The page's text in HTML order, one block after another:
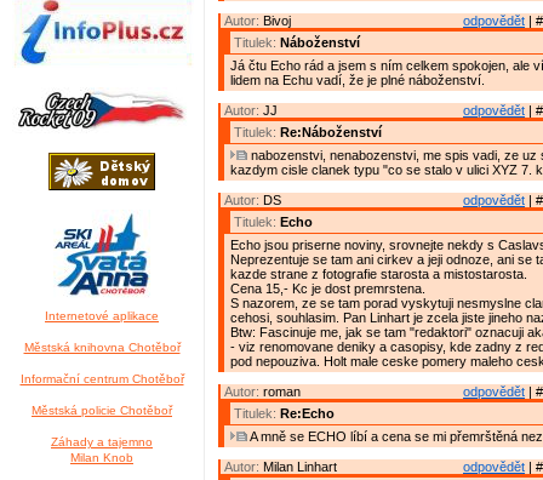
Internetové aplikace
Městská knihovna Chotěboř
Informační centrum Chotěboř
Městská policie Chotěboř
Záhady a tajemno
Milan Knob
odpovědět |
Autor: Bivoj
Titulek: Náboženství
Já čtu Echo rád a jsem s ním celkem spokojen, ale
lidem na Echu vadí, že je plné náboženství.
odpovědět |
Autor: JJ
Titulek: Re:Náboženství
nabozenstvi, nenabozenstvi, me spis vadi, ze uz
kazdym cisle clanek typu "co se stalo v ulici XYZ 7.
odpovědět |
Autor: DS
Titulek: Echo
Echo jsou priserne noviny, srovnejte nekdy s
Neprezentuje se tam ani cirkev a jeji odnoze, ani se
kazde strane z fotografie starosta a mistostarosta.
Cena 15,- Kc je dost premrstena.
S nazorem, ze se tam porad vyskytuji nesmyslne
cehosi, souhlasim. Pan Linhart je zcela jiste jineho
Btw: Fascinuje me, jak se tam "redaktori" oznacuji
- viz renomovane deniky a casopisy, kde zadny z
pod nepouziva. Holt male ceske pomery maleho
odpovědět |
Autor: roman
Titulek: Re:Echo
A mně se ECHO líbí a cena se mi přemrštěná
odpovědět |
Autor: Milan Linhart